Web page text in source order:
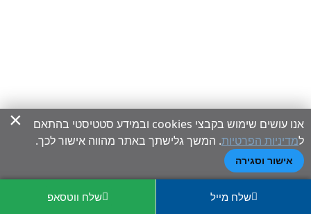
שלח מייל שלח ווטסאפ
×
אנו עושים שימוש בקבצי cookies ובמידע סטטיסטי בהתאם
למדיניות הפרטיות. המשך גלישתך באתר מהווה אישור לכך.
אישור וסגירה